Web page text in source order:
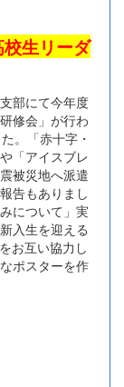
生リーダ
部にて今年度
修会」が行わ
。「赤十字・
「アイスブレ
被災地へ派遣
告もありまし
について」実
入生を迎える
お互い協力し
ポスターを作